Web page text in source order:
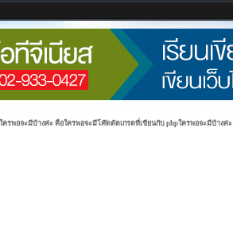
ครพอจะมีบ้างค่ะ คือใครพอจะมีโค๊ดตัดเกรดที่เขียนกับ phpใครพอจะมีบ้างค่ะ